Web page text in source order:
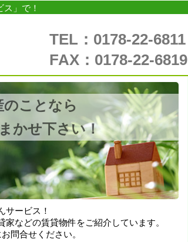
」で！
TEL：0178-22-6811
FAX：0178-22-6819
ことなら
かせ下さい！
サービス！
などの賃貸物件をご紹介しています。
問合せください。